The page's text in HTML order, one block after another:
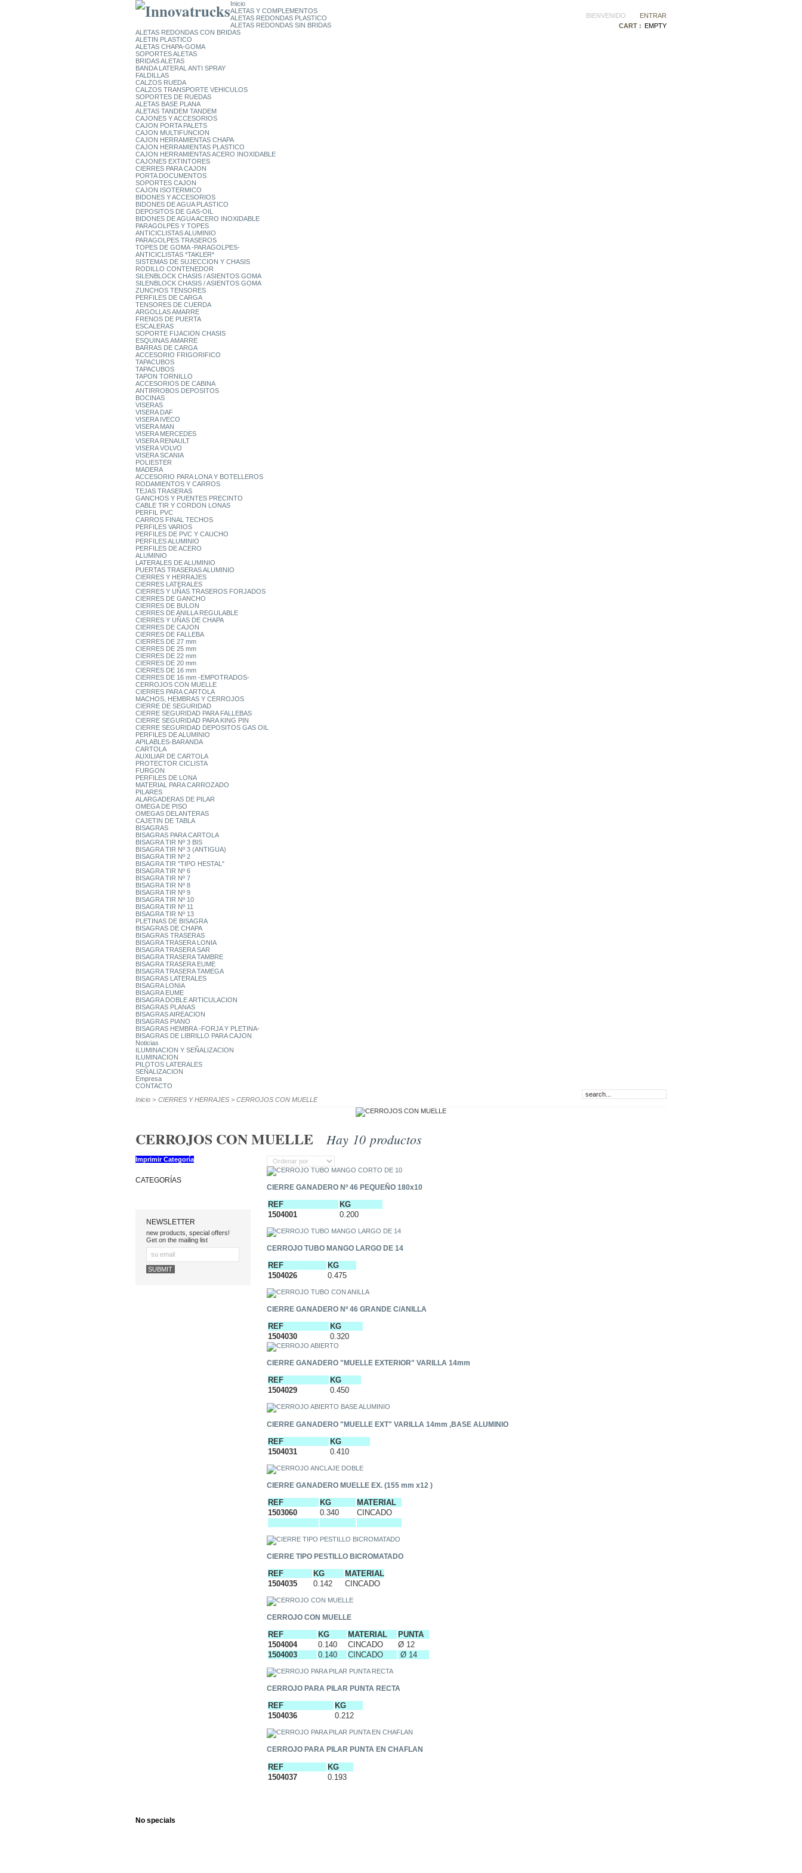
BIENVENIDO
ENTRAR
CART :
EMPTY
Inicio
ALETAS Y COMPLEMENTOS
ALETAS REDONDAS PLASTICO
ALETAS REDONDAS SIN BRIDAS
ALETAS REDONDAS CON BRIDAS
ALETIN PLASTICO
ALETAS CHAPA-GOMA
SOPORTES ALETAS
BRIDAS ALETAS
BANDA LATERAL ANTI SPRAY
FALDILLAS
CALZOS RUEDA
CALZOS TRANSPORTE VEHICULOS
SOPORTES DE RUEDAS
ALETAS BASE PLANA
ALETAS TANDEM TANDEM
CAJONES Y ACCESORIOS
CAJON PORTA PALETS
CAJON MULTIFUNCION
CAJON HERRAMIENTAS CHAPA
CAJON HERRAMIENTAS PLASTICO
CAJON HERRAMIENTAS ACERO INOXIDABLE
CAJONES EXTINTORES
CIERRES PARA CAJON
PORTA DOCUMENTOS
SOPORTES CAJON
CAJON ISOTERMICO
BIDONES Y ACCESORIOS
BIDONES DE AGUA PLASTICO
DEPOSITOS DE GAS-OIL
BIDONES DE AGUA ACERO INOXIDABLE
PARAGOLPES Y TOPES
ANTICICLISTAS ALUMINIO
PARAGOLPES TRASEROS
TOPES DE GOMA -PARAGOLPES-
ANTICICLISTAS *TAKLER*
SISTEMAS DE SUJECCION Y CHASIS
RODILLO CONTENEDOR
SILENBLOCK CHASIS / ASIENTOS GOMA
SILENBLOCK CHASIS / ASIENTOS GOMA
ZUNCHOS TENSORES
PERFILES DE CARGA
TENSORES DE CUERDA
ARGOLLAS AMARRE
FRENOS DE PUERTA
ESCALERAS
SOPORTE FIJACION CHASIS
ESQUINAS AMARRE
BARRAS DE CARGA
ACCESORIO FRIGORIFICO
TAPACUBOS
TAPACUBOS
TAPON TORNILLO
ACCESORIOS DE CABINA
ANTIRROBOS DEPOSITOS
BOCINAS
VISERAS
VISERA DAF
VISERA IVECO
VISERA MAN
VISERA MERCEDES
VISERA RENAULT
VISERA VOLVO
VISERA SCANIA
POLIESTER
MADERA
ACCESORIO PARA LONA Y BOTELLEROS
RODAMIENTOS Y CARROS
TEJAS TRASERAS
GANCHOS Y PUENTES PRECINTO
CABLE TIR Y CORDON LONAS
PERFIL PVC
CARROS FINAL TECHOS
PERFILES VARIOS
PERFILES DE PVC Y CAUCHO
PERFILES ALUMINIO
PERFILES DE ACERO
ALUMINIO
LATERALES DE ALUMINIO
PUERTAS TRASERAS ALUMINIO
CIERRES Y HERRAJES
CIERRES LATERALES
CIERRES Y UÑAS TRASEROS FORJADOS
CIERRES DE GANCHO
CIERRES DE BULON
CIERRES DE ANILLA REGULABLE
CIERRES Y UÑAS DE CHAPA
CIERRES DE CAJON
CIERRES DE FALLEBA
CIERRES DE 27 mm
CIERRES DE 25 mm
CIERRES DE 22 mm
CIERRES DE 20 mm
CIERRES DE 16 mm
CIERRES DE 16 mm -EMPOTRADOS-
CERROJOS CON MUELLE
CIERRES PARA CARTOLA
MACHOS, HEMBRAS Y CERROJOS
CIERRE DE SEGURIDAD
CIERRE SEGURIDAD PARA FALLEBAS
CIERRE SEGURIDAD PARA KING PIN
CIERRE SEGURIDAD DEPOSITOS GAS OIL
PERFILES DE ALUMINIO
APILABLES-BARANDA
CARTOLA
AUXILIAR DE CARTOLA
PROTECTOR CICLISTA
FURGON
PERFILES DE LONA
MATERIAL PARA CARROZADO
PILARES
ALARGADERAS DE PILAR
OMEGA DE PISO
OMEGAS DELANTERAS
CAJETIN DE TABLA
BISAGRAS
BISAGRAS PARA CARTOLA
BISAGRA TIR Nº 3 BIS
BISAGRA TIR Nº 3 (ANTIGUA)
BISAGRA TIR Nº 2
BISAGRA TIR "TIPO HESTAL"
BISAGRA TIR Nº 6
BISAGRA TIR Nº 7
BISAGRA TIR Nº 8
BISAGRA TIR Nº 9
BISAGRA TIR Nº 10
BISAGRA TIR Nº 11
BISAGRA TIR Nº 13
PLETINAS DE BISAGRA
BISAGRAS DE CHAPA
BISAGRAS TRASERAS
BISAGRA TRASERA LONIA
BISAGRA TRASERA SAR
BISAGRA TRASERA TAMBRE
BISAGRA TRASERA EUME
BISAGRA TRASERA TAMEGA
BISAGRAS LATERALES
BISAGRA LONIA
BISAGRA EUME
BISAGRA DOBLE ARTICULACION
BISAGRAS PLANAS
BISAGRAS AIREACION
BISAGRAS PIANO
BISAGRAS HEMBRA -FORJA Y PLETINA-
BISAGRAS DE LIBRILLO PARA CAJON
Noticias
ILUMINACION Y SEÑALIZACION
ILUMINACION
PILOTOS LATERALES
SEÑALIZACION
Empresa
CONTACTO
Inicio > CIERRES Y HERRAJES > CERROJOS CON MUELLE
CERROJOS CON MUELLE Hay 10 productos
Imprimir Categoría
CIERRE GANADERO Nº 46 PEQUEÑO 180x10
REF
KG
1504001
0.200
CERROJO TUBO MANGO LARGO DE 14
REF
KG
1504026
0.475
CIERRE GANADERO Nº 46 GRANDE C/ANILLA
REF
KG
1504030
0.320
CIERRE GANADERO "MUELLE EXTERIOR" VARILLA 14mm
REF
KG
1504029
0.450
CIERRE GANADERO "MUELLE EXT" VARILLA 14mm ,BASE ALUMINIO
REF
KG
1504031
0.410
CIERRE GANADERO MUELLE EX. (155 mm x12 )
REF KG
MATERIAL
1503060
0.340 CINCADO
CIERRE TIPO PESTILLO BICROMATADO
REF KG
MATERIAL
1504035
0.142 CINCADO
CERROJO CON MUELLE
REF KG MATERIAL
PUNTA
1504004
0.140 CINCADO
Ø 12
1504003
0.140 CINCADO Ø 14
CERROJO PARA PILAR PUNTA RECTA
REF
KG
1504036
0.212
CERROJO PARA PILAR PUNTA EN CHAFLAN
REF
KG
1504037
0.193
CATEGORÍAS
NEWSLETTER
new products, special offers!
Get on the mailing list
No specials